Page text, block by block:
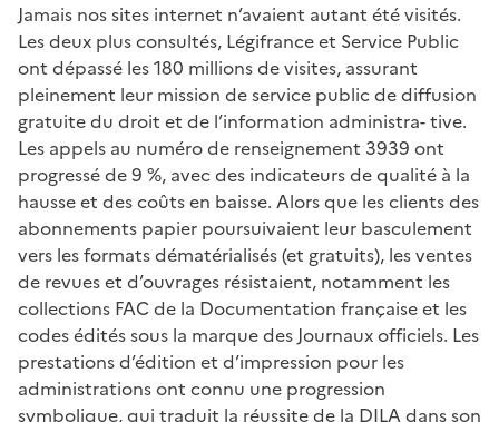
Jamais nos sites internet n’avaient autant été visités.
Les deux plus consultés, Légifrance et Service Public
ont dépassé les 180 millions de visites, assurant
pleinement leur mission de service public de diffusion
gratuite du droit et de l’information administra- tive.
Les appels au numéro de renseignement 3939 ont
progressé de 9 %, avec des indicateurs de qualité à la
hausse et des coûts en baisse. Alors que les clients des
abonnements papier poursuivaient leur basculement
vers les formats dématérialisés (et gratuits), les ventes
de revues et d’ouvrages résistaient, notamment les
collections FAC de la Documentation française et les
codes édités sous la marque des Journaux officiels. Les
prestations d’édition et d’impression pour les
administrations ont connu une progression
symbolique, qui traduit la réussite de la DILA dans son